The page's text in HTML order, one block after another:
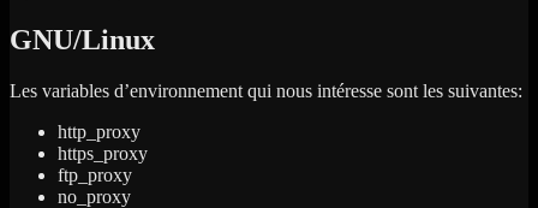
GNU/Linux
Les variables d’environnement qui nous intéresse sont les suivantes:
http_proxy
https_proxy
ftp_proxy
no_proxy